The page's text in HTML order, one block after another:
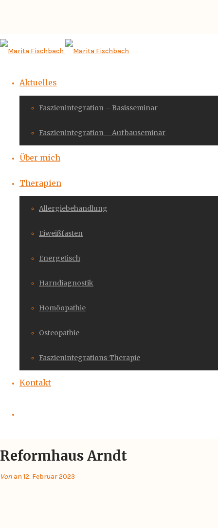
Aktuelles
Faszienintegration – Basisseminar
Faszienintegration – Aufbauseminar
Über mich
Therapien
Allergiebehandlung
Eiweißfasten
Energetisch
Harndiagnostik
Homöopathie
Osteopathie
Faszienintegrations-Therapie
Kontakt
Reformhaus Arndt
Vonan 12. Februar 2023